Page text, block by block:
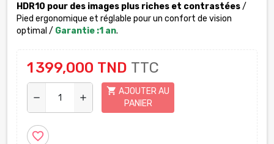
HDR10 pour des images plus riches et contrastées/
Pied ergonomique et réglable pour un confort de vision
optimal / Garantie :1 an.
1 399,000 TND TTC
remove add
shopping_cart AJOUTER AU
PANIER
favorite_border